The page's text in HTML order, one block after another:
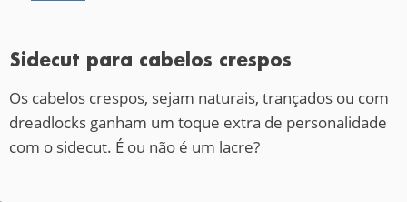
Sidecut para cabelos crespos
Os cabelos crespos, sejam naturais, trançados ou com
dreadlocks ganham um toque extra de personalidade
com o sidecut. É ou não é um lacre?